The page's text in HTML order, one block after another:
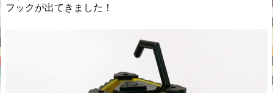
フックが出てきました！